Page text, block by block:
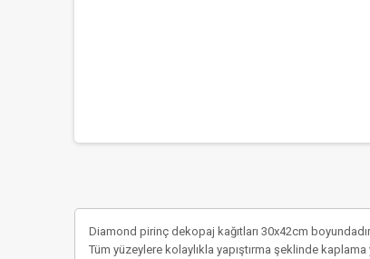
Diamond pirinç dekopaj kağıtları 30x42cm
Tüm yüzeylere kolaylıkla yapıştırma şeklinde